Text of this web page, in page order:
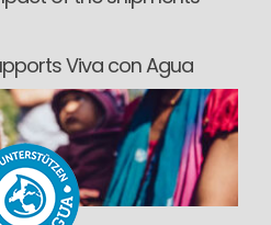
Viva con Agua